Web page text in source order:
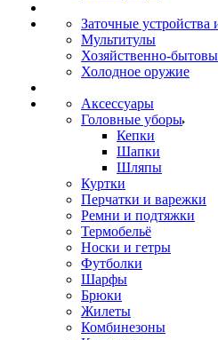
Заточные
Мультитулы
Хозяйственно-
Холодное оружие
Аксессуары
Головные уборы
Кепки
Шапки
Шляпы
Куртки
Перчатки и варежки
Ремни и подтяжки
Термобельё
Носки и гетры
Футболки
Шарфы
Брюки
Жилеты
Комбинезоны